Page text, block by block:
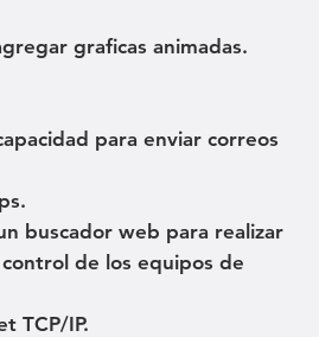
graficas animadas.
para enviar correos
buscador web para realizar
de los equipos de
TCP/IP.